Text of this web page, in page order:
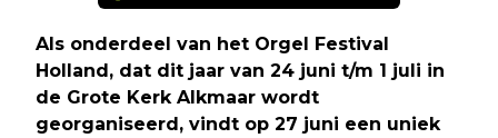
Als onderdeel van het Orgel Festival
Holland, dat dit jaar van 24 juni t/m 1 juli in
de Grote Kerk Alkmaar wordt
georganiseerd, vindt op 27 juni een uniek